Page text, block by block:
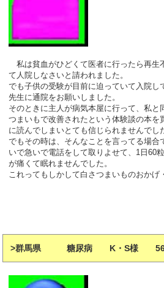
私は貧血がひどくて医者に行ったら再生
て人院しなさいと請われました。
でも子供の受験が目前に迫っていて入院し
先生に通院をお願いしました。
そのときに主人が病気本屋に行って、私と
つまいもで改善されたという体験談の本を
に読んでしまいとても信じられませんでし
でもその時は、そんなことを言ってる場合
いで急いで電話をして取りよせて、1日60
が痛くて眠れませんでした。
これってもしかして白さつまいものおかげ
>群馬県 糖尿病 K・S様 56